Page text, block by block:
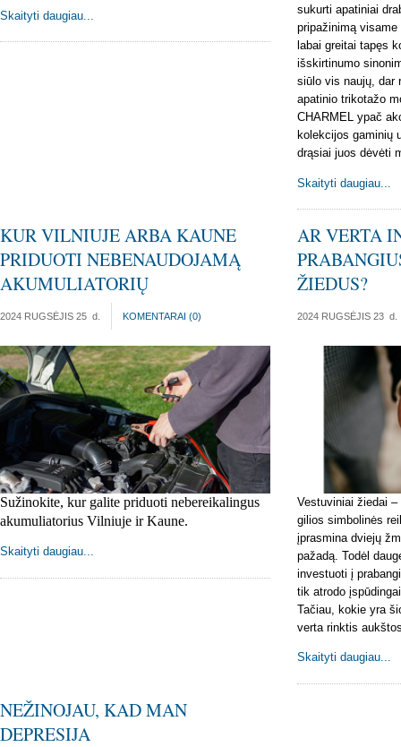
Skaityti daugiau...
sukurti apatiniai
pripažinimą
labai greitai tapęs
išskirtinumo
siūlo vis naujų, dar
apatinio trikotažo
CHARMEL ypač
kolekcijos gaminių
drąsiai juos dėvėti
Skaityti daugiau...
KUR VILNIUJE ARBA KAUNE
PRIDUOTI NEBENAUDOJAMĄ
AKUMULIATORIŲ
2024 RUGSĖJIS 25 d. KOMENTARAI (0)
Sužinokite, kur galite priduoti nebereikalingus
akumuliatorius Vilniuje ir Kaune.
Skaityti daugiau...
AR VERTA
ŽIEDUS?
2024 RUGSĖJIS 23 d.
Vestuviniai žiedai
gilios simbolinės
įprasmina dviejų
pažadą. Todėl
investuoti į
tik atrodo
Tačiau, kokie yra
verta rinktis
Skaityti daugiau...
NEŽINOJAU, KAD MAN
DEPRESIJA